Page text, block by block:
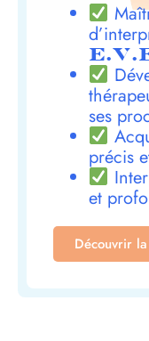
ses
précis
et
Découvrir